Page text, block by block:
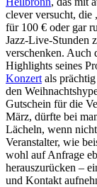
clever versucht, die
für 100 € oder gar
Jazz-Live-Stunden
verschenken. Auch
Highlights seines
Konzert als
den
Gutschein für die
März, dürfte bei
Lächeln, wenn
Veranstalter, wie
wohl auf Anfrage
herauszurücken –
und Kontakt